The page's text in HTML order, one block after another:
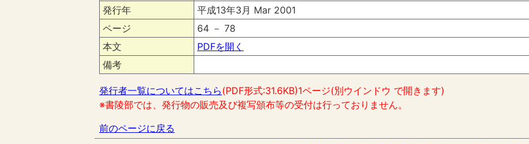
発行年
平成13年3月 Mar 2001
ページ
64 － 78
本文
PDFを開く
備考
発行者一覧についてはこちら(PDF形式:31.6KB)1ページ(別ウインドウ で開きます)
※書陵部では、発行物の販売及び複写頒布等の受付は行っておりません。
前のページに戻る